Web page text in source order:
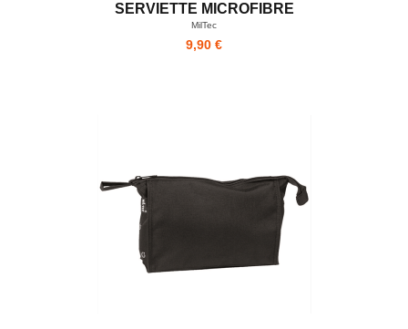
SERVIETTE MICROFIBRE
MilTec
9,90 €